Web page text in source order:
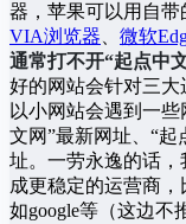
器，苹果可以用自带
VIA浏览器
微软
通常打不开“起点中
好的网站会针对三
以小网站会遇到一
文网”最新网址、“起
址。一劳永逸的话
成更稳定的运营商
如google等（这边不